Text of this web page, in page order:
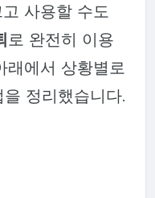
사용할 수도
로 완전히 이용
래에서 상황별로
정리했습니다.